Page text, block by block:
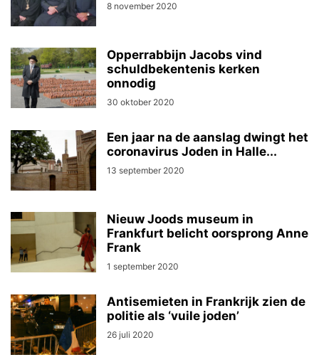
8 november 2020
Opperrabbijn Jacobs vind
schuldbekentenis kerken
onnodig
30 oktober 2020
Een jaar na de aanslag dwingt het
coronavirus Joden in Halle...
13 september 2020
Nieuw Joods museum in
Frankfurt belicht oorsprong Anne
Frank
1 september 2020
Antisemieten in Frankrijk zien de
politie als ‘vuile joden’
26 juli 2020